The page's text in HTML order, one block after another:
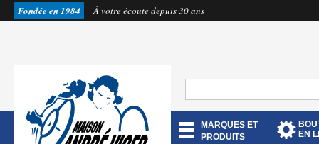
Fondée en 1984 À votre écoute depuis 30 ans
MARQUES ET
PRODUITS
EN